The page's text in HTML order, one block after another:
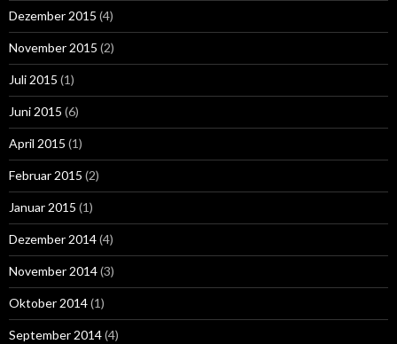
Dezember 2015 (4)
November 2015 (2)
Juli 2015 (1)
Juni 2015 (6)
April 2015 (1)
Februar 2015 (2)
Januar 2015 (1)
Dezember 2014(4)
November 2014(3)
Oktober 2014(1)
September 2014(4)